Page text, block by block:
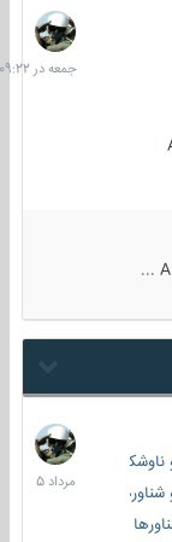
جمعه
در
09:22
گشتی
2
مرداد
1405